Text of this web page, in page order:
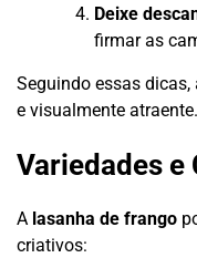
Deixe
firmar as
Seguindo essas
e visualmente atraente.
Variedades
A lasanha de frango
criativos: